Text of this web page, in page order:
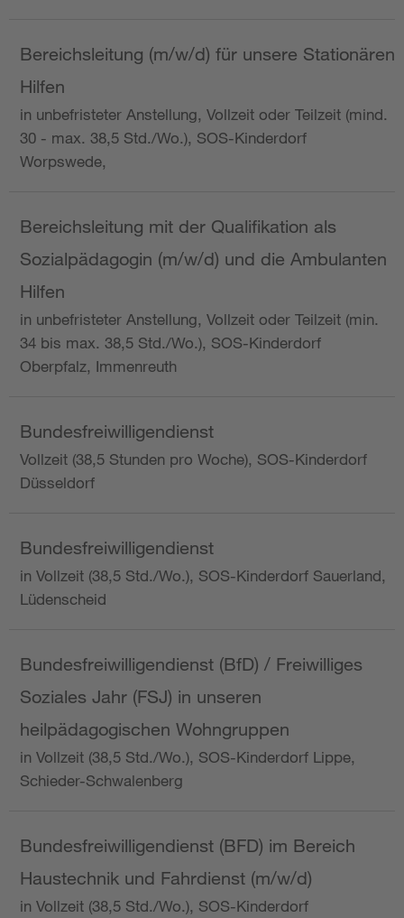
Bereichsleitung (m/w/d) für unsere Stationären
Hilfen
in unbefristeter Anstellung, Vollzeit oder Teilzeit (mind.
30 - max. 38,5 Std./Wo.), SOS-Kinderdorf
Worpswede,
Bereichsleitung mit der Qualifikation als
Sozialpädagogin (m/w/d) und die Ambulanten
Hilfen
in unbefristeter Anstellung, Vollzeit oder Teilzeit (min.
34 bis max. 38,5 Std./Wo.), SOS-Kinderdorf
Oberpfalz, Immenreuth
Bundesfreiwilligendienst
Vollzeit (38,5 Stunden pro Woche), SOS-Kinderdorf
Düsseldorf
Bundesfreiwilligendienst
in Vollzeit (38,5 Std./Wo.), SOS-Kinderdorf Sauerland,
Lüdenscheid
Bundesfreiwilligendienst (BfD) / Freiwilliges
Soziales Jahr (FSJ) in unseren
heilpädagogischen Wohngruppen
in Vollzeit (38,5 Std./Wo.), SOS-Kinderdorf Lippe,
Schieder-Schwalenberg
Bundesfreiwilligendienst (BFD) im Bereich
Haustechnik und Fahrdienst (m/w/d)
in Vollzeit (38,5 Std./Wo.), SOS-Kinderdorf